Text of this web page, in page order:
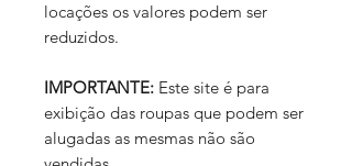
locações os valores podem ser
reduzidos.
IMPORTANTE: Este site é para
exibição das roupas que podem ser
alugadas as mesmas não são